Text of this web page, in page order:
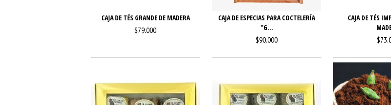
CAJA DE TÉS GRANDE DE MADERA
$79.000
CAJA DE ESPECIAS PARA COCTELERÍA
"G...
$90.000
CAJA DE TÉS